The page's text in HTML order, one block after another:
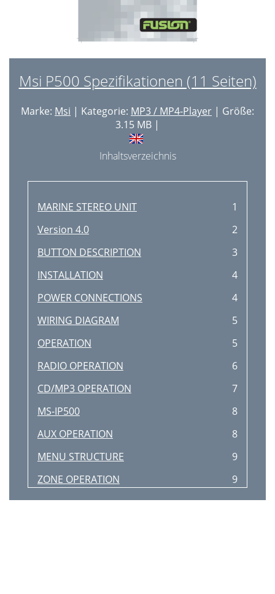
Msi P500 Spezifikationen (11 Seiten)
Marke: Msi | Kategorie: MP3 / MP4-Player | Größe:
3.15 MB |
Inhaltsverzeichnis
MARINE STEREO UNIT
1
Version 4.0
2
BUTTON DESCRIPTION
3
INSTALLATION
4
POWER CONNECTIONS
4
WIRING DIAGRAM
5
OPERATION
5
RADIO OPERATION
6
CD/MP3 OPERATION
7
MS-IP500
8
AUX OPERATION
8
MENU STRUCTURE
9
ZONE OPERATION
9